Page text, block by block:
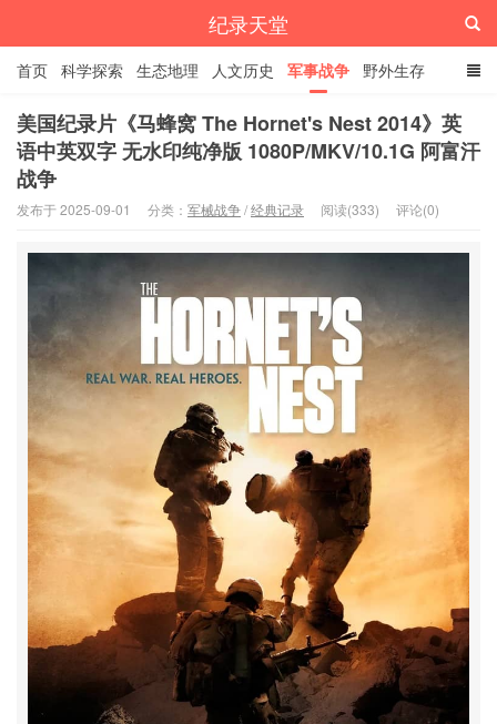
纪录天堂
首页 科学探索 生态地理 人文历史 军事战争 野外生存
经典纪录 4K纪录片 精品资源
美国纪录片《马蜂窝 The Hornet's Nest 2014》英
语中英双字 无水印纯净版 1080P/MKV/10.1G 阿富汗
战争
发布于 2025-09-01 分类： 军械战争/经典记录 阅读(333) 评论(0)